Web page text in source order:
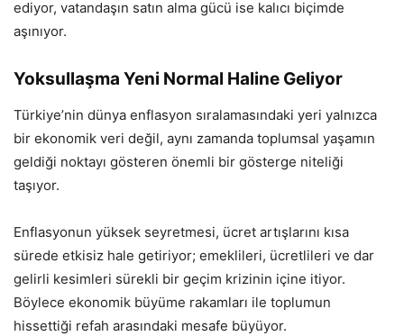
ediyor, vatandaşın satın alma gücü ise kalıcı biçimde
aşınıyor.
Yoksullaşma Yeni Normal Haline Geliyor
Türkiye’nin dünya enflasyon sıralamasındaki yeri yalnızca
bir ekonomik veri değil, aynı zamanda toplumsal yaşamın
geldiği noktayı gösteren önemli bir gösterge niteliği
taşıyor.
Enflasyonun yüksek seyretmesi, ücret artışlarını kısa
sürede etkisiz hale getiriyor; emeklileri, ücretlileri ve dar
gelirli kesimleri sürekli bir geçim krizinin içine itiyor.
Böylece ekonomik büyüme rakamları ile toplumun
hissettiği refah arasındaki mesafe büyüyor.